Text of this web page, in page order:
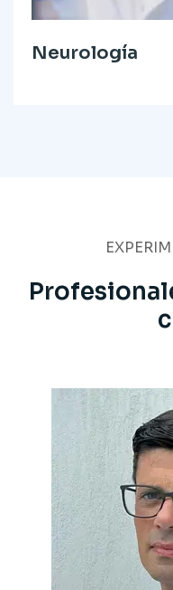
Neurología